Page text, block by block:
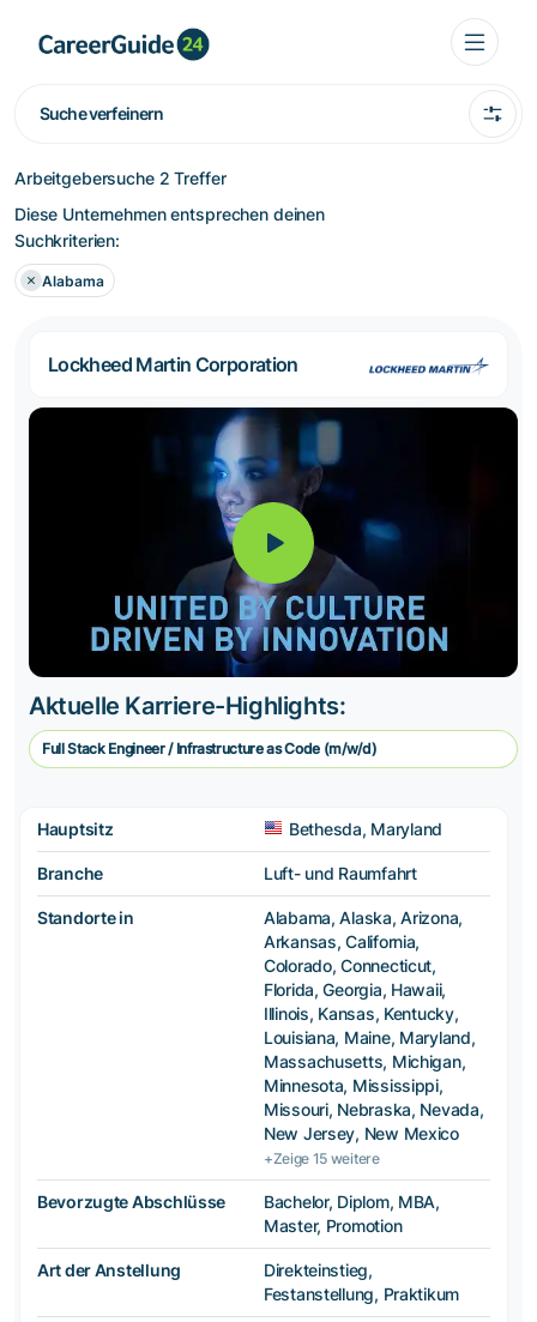
Suche verfeinern
Arbeitgebersuche 2 Treffer
Diese Unternehmen entsprechen deinen
Suchkriterien:
Alabama
Lockheed Martin Corporation
Aktuelle Karriere-Highlights:
Full Stack Engineer / Infrastructure as Code (m/w/d)
Hauptsitz Bethesda, Maryland
Branche Luft- und Raumfahrt
Standorte in
Alabama, Alaska, Arizona,
Arkansas, California,
Colorado, Connecticut,
Florida, Georgia, Hawaii,
Illinois, Kansas, Kentucky,
Louisiana, Maine, Maryland,
Massachusetts, Michigan,
Minnesota, Mississippi,
Missouri, Nebraska, Nevada,
New Jersey, New Mexico
+Zeige 15 weitere
Bevorzugte Abschlüsse
Bachelor, Diplom, MBA,
Master, Promotion
Art der Anstellung
Direkteinstieg,
Festanstellung, Praktikum